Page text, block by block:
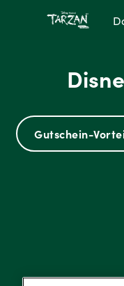
Gutschein-